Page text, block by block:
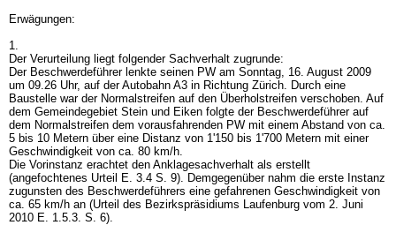
Erwägungen:
1.
Der Verurteilung liegt folgender Sachverhalt zugrunde:
Der Beschwerdeführer lenkte seinen PW am Sonntag, 16. August 2009
um 09.26 Uhr, auf der Autobahn A3 in Richtung Zürich. Durch eine
Baustelle war der Normalstreifen auf den Überholstreifen verschoben. Auf
dem Gemeindegebiet Stein und Eiken folgte der Beschwerdeführer auf
dem Normalstreifen dem vorausfahrenden PW mit einem Abstand von ca.
5 bis 10 Metern über eine Distanz von 1'150 bis 1'700 Metern mit einer
Geschwindigkeit von ca. 80 km/h.
Die Vorinstanz erachtet den Anklagesachverhalt als erstellt
(angefochtenes Urteil E. 3.4 S. 9). Demgegenüber nahm die erste Instanz
zugunsten des Beschwerdeführers eine gefahrenen Geschwindigkeit von
ca. 65 km/h an (Urteil des Bezirkspräsidiums Laufenburg vom 2. Juni
2010 E. 1.5.3. S. 6).